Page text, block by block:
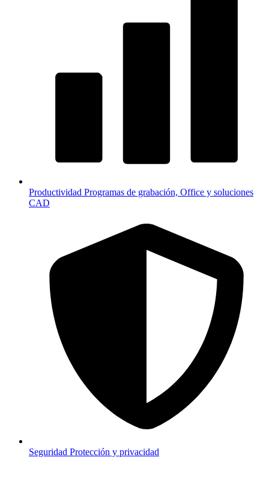
Productividad Programas de grabación, Office y soluciones
CAD
Seguridad Protección y privacidad